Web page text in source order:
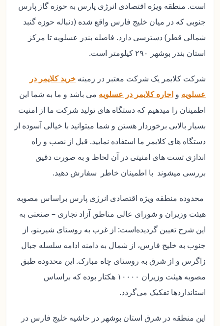
است. منطقه ویژه اقتصادی انرژی پارس به حوزه گاز پارس
جنوبی که در میان خلیج فارس واقع شده (دنباله حوزه گنبد
شمالی قطر) دسترسی دارد. فاصله بندر عسلویه تا مرکز
استان بندر بوشهر ۲۹۰ کیلومتر است.
شرکت کلایمر یک شرکت معتبر در زمینه خرید کلایمر در
عسلویه و اجاره کلایمر در عسلویه می باشد و ما به شما این
اطمینان را میدهیم که دستگاه های تولید شرکت ما از امنیت
بسیار بالایی برخوردار هستن و شما میتوانید با خیالی آسوده از
دستگاه های کلایمر ما استفاده نمایید. قبل از نصب و راه
اندازی تست های امنیتی در آن لحاظ و به صورت دقیق
بررسی میشوند با اطمینان خاطر سفارش دهید.
محدوده منطقه ویژه اقتصادی انرژی پارس براساس مصوبه
هیئت وزیران و شورای عالی مناطق آزاد تجاری – صنعتی به
این شرح تعیین گردیده‌است: از غرب به روستای شیرینو، از
جنوب به خلیج فارس، از شمال به دامنه ادامه سلسله جبال
زاگرس و از شرق به روستای چاه مبارک. این محدوده طبق
مصوبه هیئت وزیران ۱۰۰۰۰ هکتار بوده که براساس
استانداردها تفکیک می‌گردد.
این منطقه در شرق استان بوشهر در حاشیه خلیج فارس در